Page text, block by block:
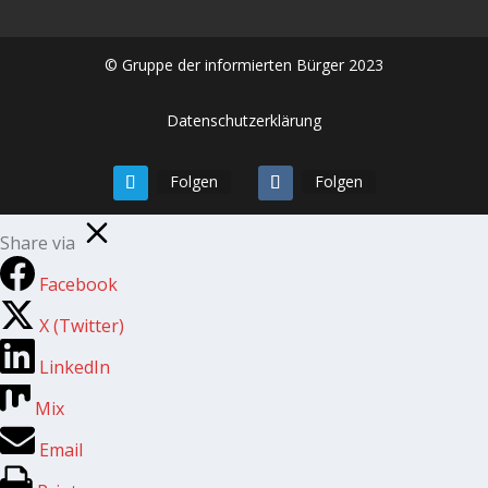
© Gruppe der informierten Bürger 2023
Datenschutzerklärung
Folgen Folgen
Share via
Facebook
X (Twitter)
LinkedIn
Mix
Email